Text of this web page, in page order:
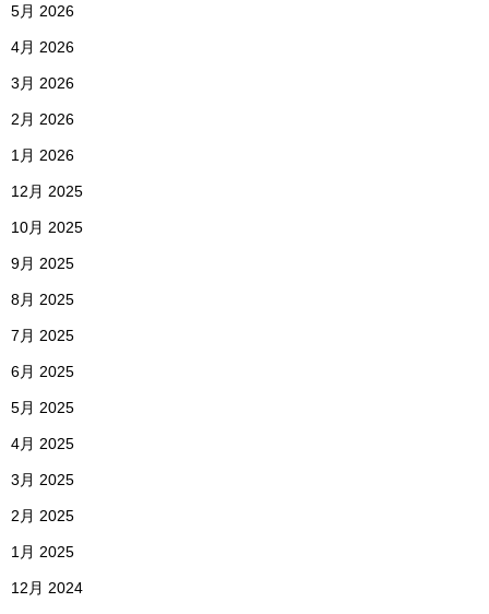
5月 2026
4月 2026
3月 2026
2月 2026
1月 2026
12月 2025
10月 2025
9月 2025
8月 2025
7月 2025
6月 2025
5月 2025
4月 2025
3月 2025
2月 2025
1月 2025
12月 2024